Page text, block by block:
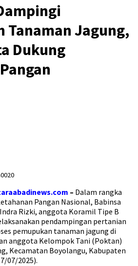
Tanaman Jagung,
Dukung
– Dalam rangka
Pangan Nasional, Babinsa
Indra Rizki, anggota Koramil Tipe B
pendampingan pertanian
pemupukan tanaman jagung di
anggota Kelompok Tani (Poktan)
Kecamatan Boyolangu, Kabupaten
07/2025).